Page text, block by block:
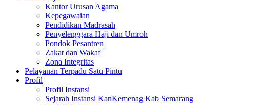
Kantor Urusan Agama
Kepegawaian
Pendidikan Madrasah
Penyelenggara Haji dan Umroh
Pondok Pesantren
Zakat dan Wakaf
Zona Integritas
Pelayanan Terpadu Satu Pintu
Profil
Profil Instansi
Sejarah Instansi KanKemenag Kab Semarang